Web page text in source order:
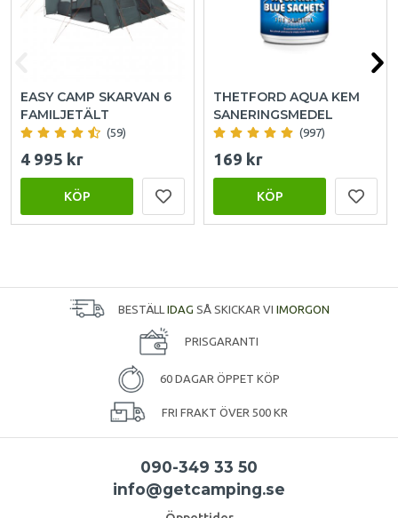
EASY CAMP SKARVAN 6
FAMILJETÄLT
(59)
4 995 kr
KÖP
THETFORD AQUA KEM
SANERINGSMEDEL
(997)
169 kr
KÖP
BESTÄLL IDAG SÅ SKICKAR VI IMORGON
PRISGARANTI
60 DAGAR ÖPPET KÖP
FRI FRAKT ÖVER 500 KR
090-349 33 50
info@getcamping.se